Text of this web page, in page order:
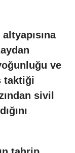
ve
taktiği
sivil